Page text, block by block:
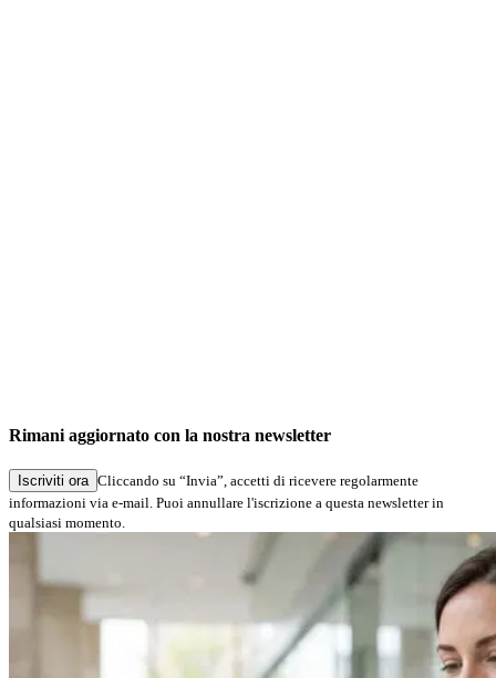
Rimani aggiornato con la nostra newsletter
Iscriviti ora Cliccando su “Invia”, accetti di ricevere regolarmente
informazioni via e-mail. Puoi annullare l'iscrizione a questa newsletter in
qualsiasi momento.